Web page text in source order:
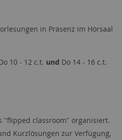
in Präsenz im Hörsaal
10 - 12 c.t. und Do 14 - 16 c.t.
"flipped classroom" organisiert.
Kurzlösungen zur Verfügung,